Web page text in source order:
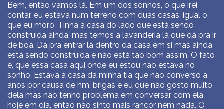
Bem, então vamos lá. Em um dos sonhos, o que irei
contar, eu estava num terreno com duas casas, igual o
que eu moro. Tinha a casa do lado que está sendo
construída ainda, mas temos a lavanderia lá que dá pra ir
de boa. Dá pra entrar lá dentro da casa em si mas ainda
está sendo construída e não está tão bom assim. O fato
é, que essa casa aqui onde eu estou não estava no
sonho. Estava a casa da minha tia que não converso a
anos por causa de hm, brigas e eu que não gosto muito
dela mas não tenho problema em conversar com ela
hoje em dia, então não sinto mais rancor nem nada. O